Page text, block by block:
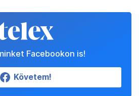
Facebookon is!
Követem!